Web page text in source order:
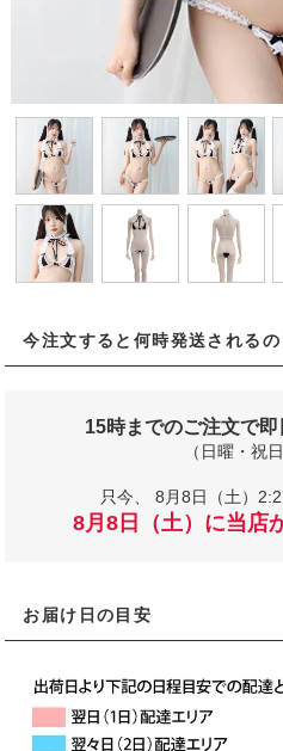
今注文すると何時発送されるの
15時までのご注文で即
（日曜・祝
只今、 8月8日（土）
8月8日（土）に当店
お届け日の目安